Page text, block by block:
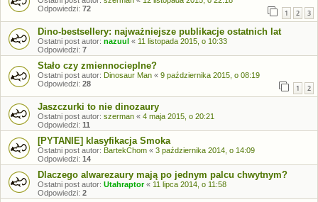
Odpowiedzi: 72 1 2 3
Dino-bestsellery: najważniejsze publikacje ostatnich lat
Ostatni post autor: nazuul « 11 listopada 2015, o 10:33
Odpowiedzi: 7
Stało czy zmiennocieplne?
Ostatni post autor: Dinosaur Man « 9 października 2015, o 08:19
Odpowiedzi: 28 1 2
Jaszczurki to nie dinozaury
Ostatni post autor: szerman « 4 maja 2015, o 20:21
Odpowiedzi: 11
[PYTANIE] klasyfikacja Smoka
Ostatni post autor: BartekChom « 3 października 2014, o 14:09
Odpowiedzi: 14
Dlaczego alwarezaury mają po jednym palcu chwytnym?
Ostatni post autor: Utahraptor« 11 lipca 2014, o 11:58
Odpowiedzi: 2